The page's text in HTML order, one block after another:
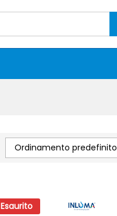
Ordinamento predefinito
Esaurito